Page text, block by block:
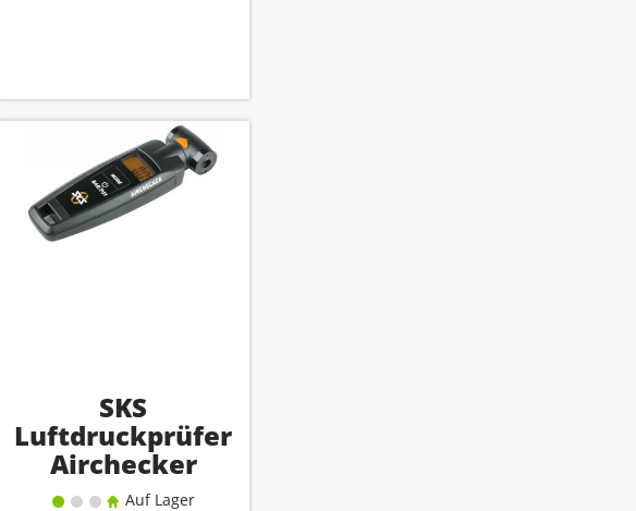
SKS
Luftdruckprüfer
Airchecker
Auf Lager